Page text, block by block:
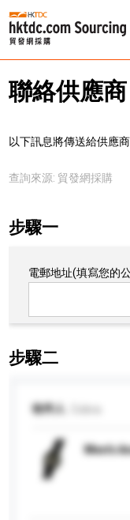
聯絡供應商
以下訊息將傳送給供應
查詢來源: 貿發網採購
步驟一
電郵地址(填寫您的
步驟二
收件人
Men’s